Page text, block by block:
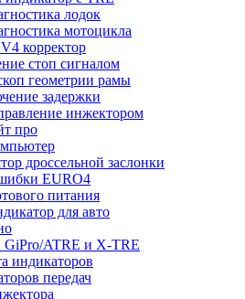
лодок
мотоцикла
корректор
стоп сигналом
геометрии рамы
задержки
инжектором
про
дроссельной заслонки
EURO4
питания
для авто
GiPro/ATRE и X-TRE
индикаторов
передач